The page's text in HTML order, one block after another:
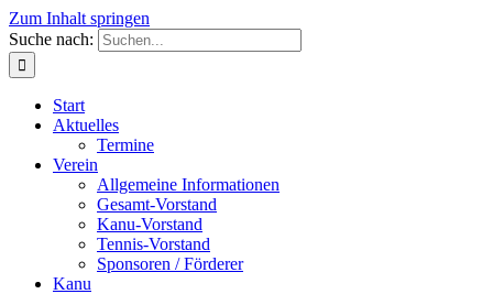
Zum Inhalt springen
Suche nach:
Start
Aktuelles
Termine
Verein
Allgemeine Informationen
Gesamt-Vorstand
Kanu-Vorstand
Tennis-Vorstand
Sponsoren / Förderer
Kanu